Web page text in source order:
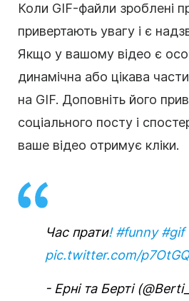
Коли GIF-файли зроблені
привертають увагу і є
Якщо у вашому відео є
динамічна або цікава
на GIF. Доповніть його
соціального посту і
ваше відео отримує кліки.
Час прати! #funny #gif
pic.twitter.com/
- Ерні та Берті